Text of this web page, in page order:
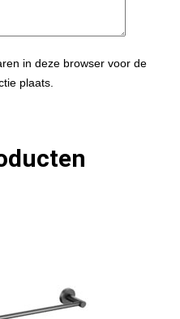
in deze browser voor de
plaats.